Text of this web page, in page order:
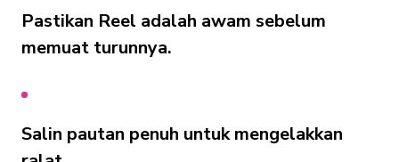
Pastikan Reel adalah awam sebelum
memuat turunnya.
Salin pautan penuh untuk mengelakkan